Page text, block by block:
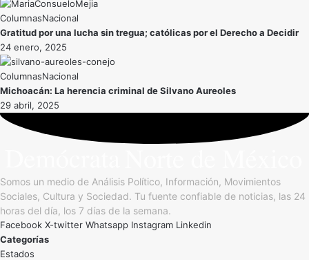
Nacional
Gratitud por una lucha sin tregua; católicas por el Derecho a Decidir
24 enero, 2025
Nacional
Michoacán: La herencia criminal de Silvano Aureoles
29 abril, 2025
Somos un medio de Análisis Político, Información, Movimientos
Sociales, Cultura y Sociedad. Tu fuente confiable de noticias, las 24
horas del día, los 7 días de la semana.
Facebook X-twitter Whatsapp Instagram Linkedin
Categorías
Estados